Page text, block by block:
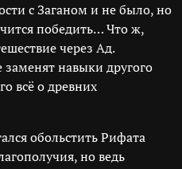
с Заганом и не было, но
победить… Что ж,
через Ад.
навыки другого
всё о древних
обольстить Рифата
но ведь